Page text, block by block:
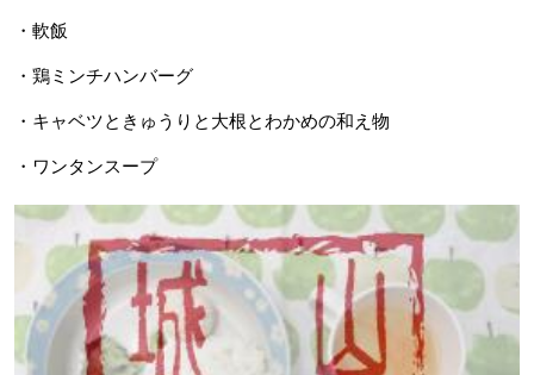
・軟飯
・鶏ミンチハンバーグ
・キャベツときゅうりと大根とわかめの和え物
・ワンタンスープ